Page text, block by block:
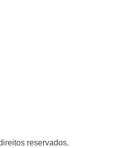
reservados.